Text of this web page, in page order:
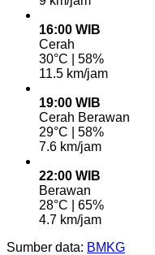
16:00 WIB
Cerah
30°C | 58%
11.5 km/jam
19:00 WIB
Cerah Berawan
29°C | 58%
7.6 km/jam
22:00 WIB
Berawan
28°C | 65%
4.7 km/jam
Sumber data: BMKG